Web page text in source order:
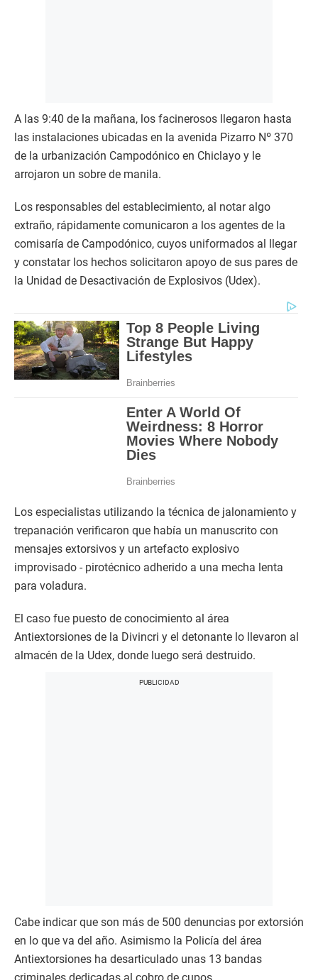
A las 9:40 de la mañana, los facinerosos llegaron hasta
las instalaciones ubicadas en la avenida Pizarro Nº 370
de la urbanización Campodónico en Chiclayo y le
arrojaron un sobre de manila.
Los responsables del establecimiento, al notar algo
extraño, rápidamente comunicaron a los agentes de la
comisaría de Campodónico, cuyos uniformados al llegar
y constatar los hechos solicitaron apoyo de sus pares de
la Unidad de Desactivación de Explosivos (Udex).
Los especialistas utilizando la técnica de jalonamiento y
trepanación verificaron que había un manuscrito con
mensajes extorsivos y un artefacto explosivo
improvisado - pirotécnico adherido a una mecha lenta
para voladura.
El caso fue puesto de conocimiento al área
Antiextorsiones de la Divincri y el detonante lo llevaron al
almacén de la Udex, donde luego será destruido.
Cabe indicar que son más de 500 denuncias por extorsión
en lo que va del año. Asimismo la Policía del área
Antiextorsiones ha desarticulado unas 13 bandas